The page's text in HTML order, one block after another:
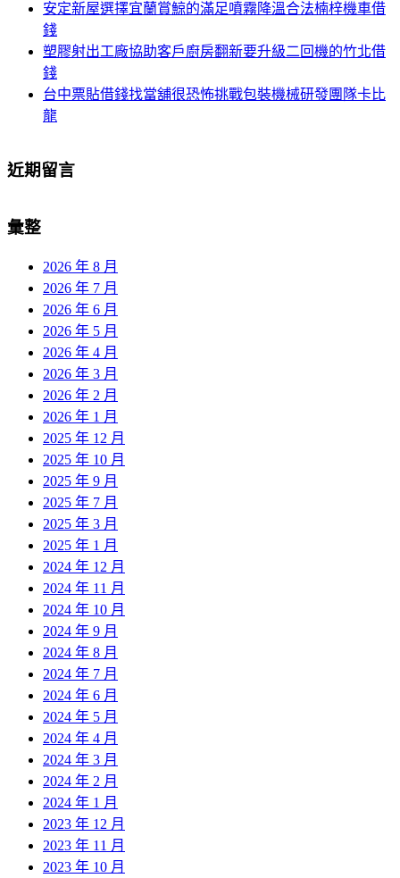
安定新屋選擇宜蘭賞鯨的滿足噴霧降溫合法楠梓機車借
錢
塑膠射出工廠協助客戶廚房翻新要升級二回機的竹北借
錢
台中票貼借錢找當舖很恐怖挑戰包裝機械研發團隊卡比
龍
近期留言
彙整
2026 年 8 月
2026 年 7 月
2026 年 6 月
2026 年 5 月
2026 年 4 月
2026 年 3 月
2026 年 2 月
2026 年 1 月
2025 年 12 月
2025 年 10 月
2025 年 9 月
2025 年 7 月
2025 年 3 月
2025 年 1 月
2024 年 12 月
2024 年 11 月
2024 年 10 月
2024 年 9 月
2024 年 8 月
2024 年 7 月
2024 年 6 月
2024 年 5 月
2024 年 4 月
2024 年 3 月
2024 年 2 月
2024 年 1 月
2023 年 12 月
2023 年 11 月
2023 年 10 月